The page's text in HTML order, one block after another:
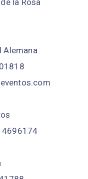
Alemana
4696174